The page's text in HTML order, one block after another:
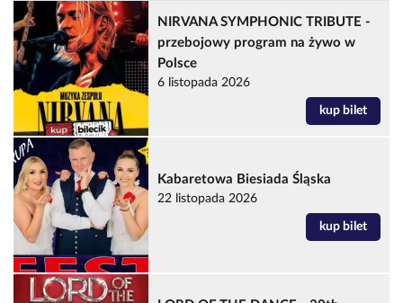
NIRVANA SYMPHONIC TRIBUTE -
przebojowy program na żywo w
Polsce
6 listopada 2026
kup bilet
Kabaretowa Biesiada Śląska
22 listopada 2026
kup bilet